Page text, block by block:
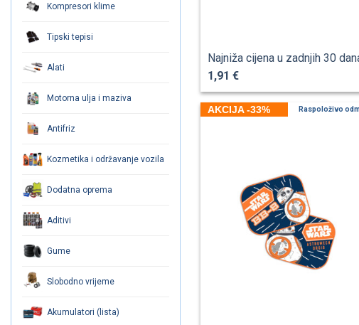
Kompresori klime
Tipski tepisi
Alati
Motorna ulja i maziva
Antifriz
Kozmetika i održavanje vozila
Dodatna oprema
Aditivi
Gume
Slobodno vrijeme
Akumulatori (lista)
Najniža cijena u zadnjih 30
1,91 €
AKCIJA -33% Raspoloživo